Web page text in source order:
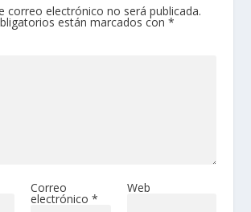
correo electrónico no será publicada.
están marcados con *
Correo
electrónico *
Web